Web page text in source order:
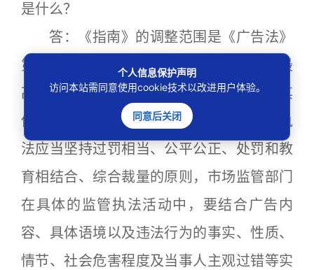
是什么？
答：《指南》的调整范围是《广告法》
第九条第三项规定的情形，包括“国家级”“最
高级”“最佳”以及与其含义相同或者近似的其
他用语。《指南》要求，广告绝对化用语执
法应当坚持过罚相当、公平公正、处罚和教
育相结合、综合裁量的原则，市场监管部门
在具体的监管执法活动中，要结合广告内
容、具体语境以及违法行为的事实、性质、
情节、社会危害程度及当事人主观过错等实
个人信息保护声明
访问本站需同意使用cookie技术以改进用户体验。
同意后关闭